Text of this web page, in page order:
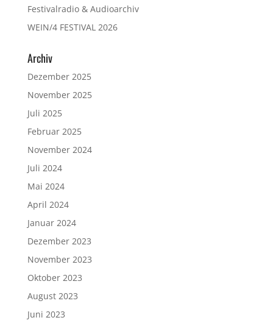
Festivalradio & Audioarchiv
WEIN/4 FESTIVAL 2026
Archiv
Dezember 2025
November 2025
Juli 2025
Februar 2025
November 2024
Juli 2024
Mai 2024
April 2024
Januar 2024
Dezember 2023
November 2023
Oktober 2023
August 2023
Juni 2023